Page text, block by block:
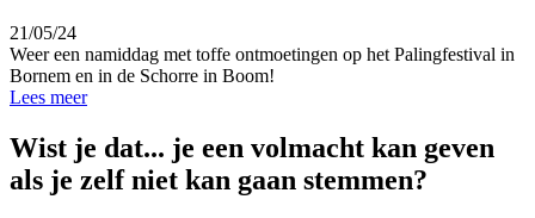
21/05/24
Weer een namiddag met toffe ontmoetingen op het Palingfestival in
Bornem en in de Schorre in Boom!
Lees meer
Wist je dat... je een volmacht kan geven
als je zelf niet kan gaan stemmen?